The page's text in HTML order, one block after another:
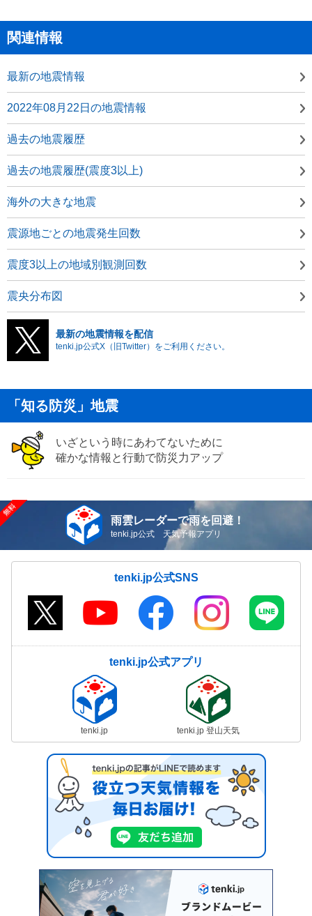
関連情報
最新の地震情報
2022年08月22日の地震情報
過去の地震履歴
過去の地震履歴(震度3以上)
海外の大きな地震
震源地ごとの地震発生回数
震度3以上の地域別観測回数
震央分布図
最新の地震情報を配信
tenki.jp公式X（旧Twitter）をご利用ください。
「知る防災」地震
いざという時にあわてないために
確かな情報と行動で防災力アップ
雨雲レーダーで雨を回避！
tenki.jp公式 天気予報アプリ
tenki.jp公式SNS
tenki.jp公式アプリ
tenki.jp tenki.jp 登山天気